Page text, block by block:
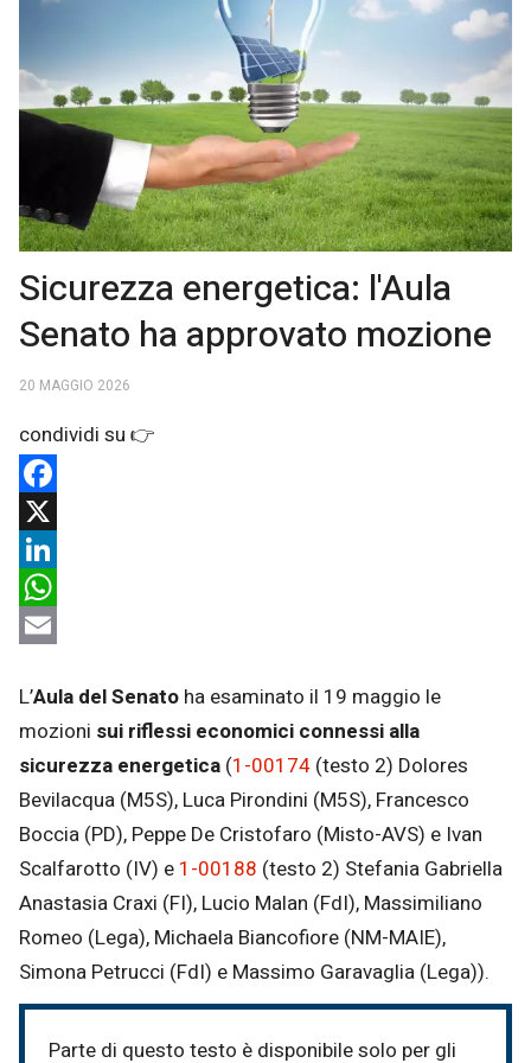
Sicurezza energetica: l'Aula
Senato ha approvato mozione
20 MAGGIO 2026
Facebook
X
LinkedIn
WhatsApp
L’Aula del Senato ha esaminato il 19 maggio le
mozioni sui riflessi economici connessi alla
sicurezza energetica (1-00174 (testo 2) Dolores
Bevilacqua (M5S), Luca Pirondini (M5S), Francesco
Boccia (PD), Peppe De Cristofaro (Misto-AVS) e Ivan
Scalfarotto (IV) e 1-00188 (testo 2) Stefania Gabriella
Anastasia Craxi (FI), Lucio Malan (FdI), Massimiliano
Romeo (Lega), Michaela Biancofiore (NM-MAIE),
Simona Petrucci (FdI) e Massimo Garavaglia (Lega)).
Parte di questo testo è disponibile solo per gli